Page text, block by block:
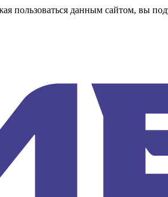
данным сайтом, вы